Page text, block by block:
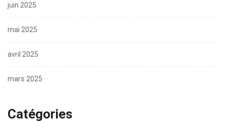
juin 2025
mai 2025
avril 2025
mars 2025
Catégories